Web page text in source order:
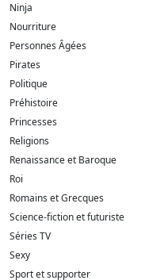
Ninja
Nourriture
Personnes Âgées
Pirates
Politique
Préhistoire
Princesses
Religions
Renaissance et Baroque
Roi
Romains et Grecques
Science-fiction et futuriste
Séries TV
Sexy
Sport et supporter